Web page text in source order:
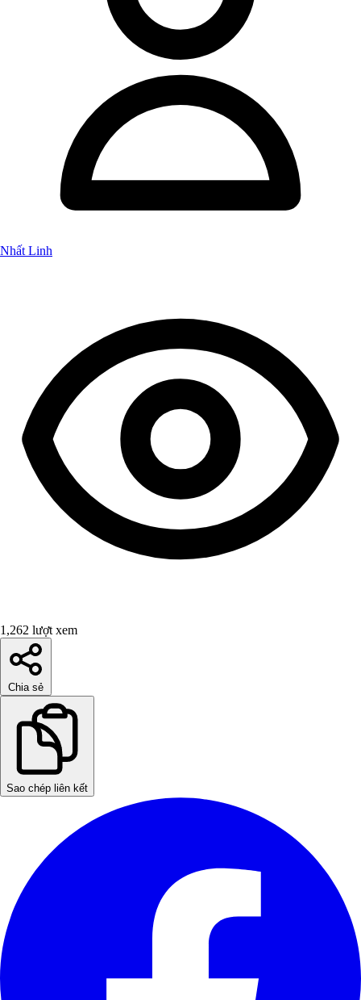
Nhất Linh
1,262 lượt xem
Chia sẻ
Sao chép liên kết